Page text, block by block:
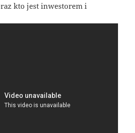
kto jest inwestorem i